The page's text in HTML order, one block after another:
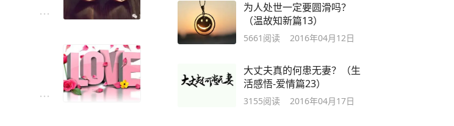
为人处世一定要圆滑吗？
（温故知新篇13）
5661 阅读 2016年04月12日
大丈夫真的何患无妻？（生
活感悟-爱情篇23）
3155阅读 2016年04月17日